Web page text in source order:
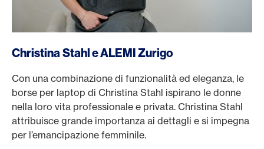
Christina Stahl e ALEMI Zurigo
Con una combinazione di funzionalità ed eleganza, le
borse per laptop di Christina Stahl ispirano le donne
nella loro vita professionale e privata. Christina Stahl
attribuisce grande importanza ai dettagli e si impegna
per l’emancipazione femminile.